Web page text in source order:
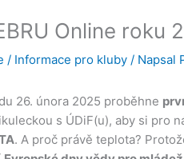
Online roku
/ Informace pro kluby / Napsal
26. února 2025 proběhne
s ÚDiF(u), aby si pro
. A proč právě teplota?